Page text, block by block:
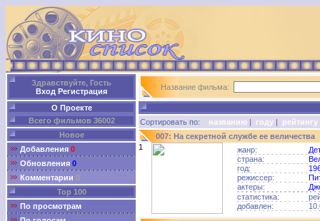
Здравствуйте, Гость
Вход Регистрация
О Проекте
Всего фильмов 36002
Новое
Добавления 0
Обновления 0
Комментарии 0
Top 100
По просмотрам
Название фильма:
Сортировать по: названию | году | рейтингу
007: На секретной службе ее величества
1
жанр:
страна:
год:
режиссер:
актеры:
статистика:
добавлен: